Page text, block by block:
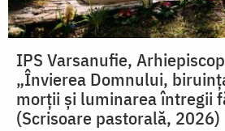
IPS Varsanufie,
„Învierea Domnului,
morții și luminarea întregii
(Scrisoare pastorală, 2026)